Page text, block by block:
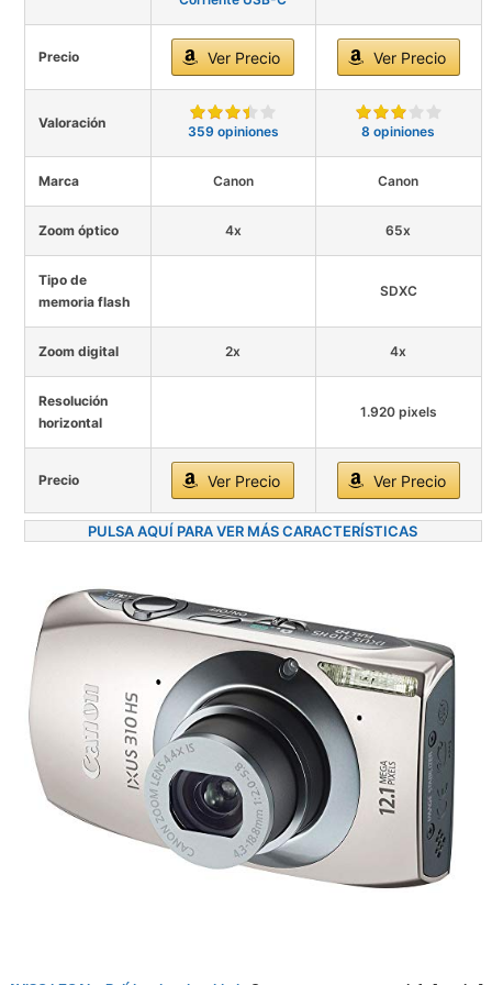
Precio Ver Precio Ver Precio
Valoración
359 opiniones 8 opiniones
Marca Canon Canon
Zoom óptico 4x 65x
Tipo de
memoria flash
SDXC
Zoom digital 2x 4x
Resolución
horizontal
1.920 pixels
Precio Ver Precio Ver Precio
PULSA AQUÍ PARA VER MÁS CARACTERÍSTICAS